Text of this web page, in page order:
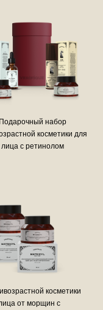
Подарочный набор
косметики для
лица с ретинолом
косметики
от морщин с